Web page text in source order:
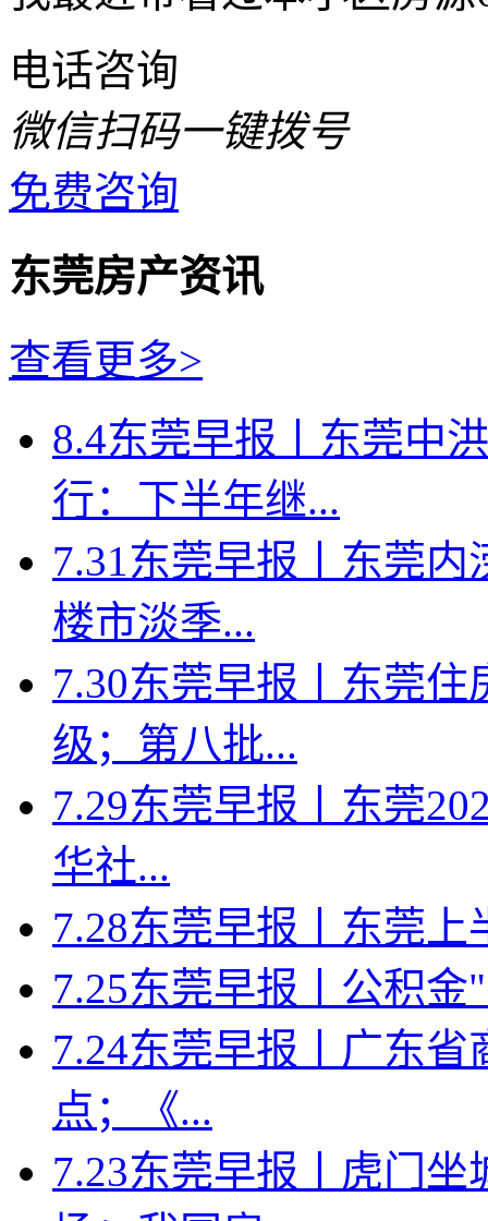
电话咨询
微信扫码一键拨号
免费咨询
东莞房产资讯
查看更多>
8.4东莞早报丨东莞中
行：下半年继...
7.31东莞早报丨东莞
楼市淡季...
7.30东莞早报丨东莞
级；第八批...
7.29东莞早报丨东莞
华社...
7.28东莞早报丨东莞上
7.25东莞早报丨公积
7.24东莞早报丨广东
点；《...
7.23东莞早报丨虎门